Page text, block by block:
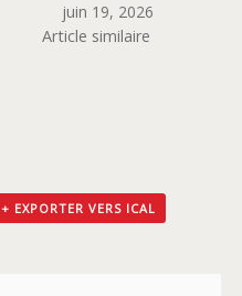
juin 19, 2026
Article similaire
+ EXPORTER VERS ICAL